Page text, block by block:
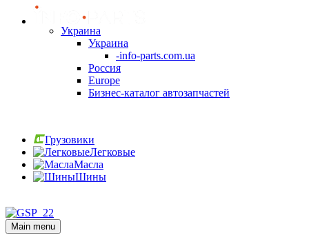
Украина
Украина
-info-parts.com.ua
Россия
Europe
Бизнес-каталог автозапчастей
Грузовики
Легковые
Масла
Шины
Main menu